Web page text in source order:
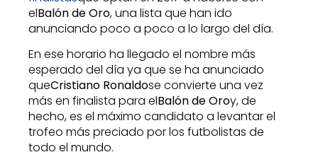
elBalón de Oro, una lista que han ido
anunciando poco a poco a lo largo del día.
En ese horario ha llegado el nombre más
esperado del día ya que se ha anunciado
queCristiano Ronaldose convierte una vez
más en finalista para elBalón de Oroy, de
hecho, es el máximo candidato a levantar el
trofeo más preciado por los futbolistas de
todo el mundo.